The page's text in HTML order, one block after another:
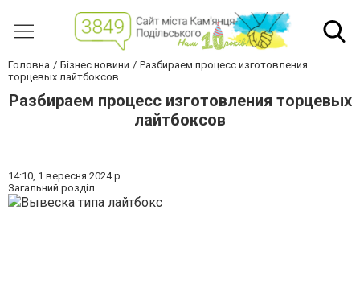
Головна Бізнес новини
Разбираем процесс изготовления
торцевых лайтбоксов
Разбираем процесс изготовления торцевых
лайтбоксов
14:10, 1 вересня 2024 р.
Загальний розділ